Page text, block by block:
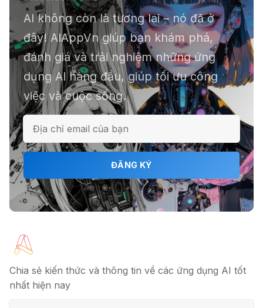
📕 Kimi AI - Ứng dụng tóm tắt hàng
chục file dữ liệu
ℹ️ Napkin AI - Biến văn bản thành
infographic
🎗️ Logomaster.ai: Thiết kế logo
chuyên nghiệp trong 5 phút
AI không còn là tương lai – nó đã ở
đây! AIAppVn giúp bạn khám phá,
đánh giá và trải nghiệm những ứng
dụng AI hàng đầu, giúp tối ưu công
việc và cuộc sống.
ĐĂNG KÝ
Chia sẻ kiến thức và thông tin về các ứng dụng AI tốt
nhất hiện nay